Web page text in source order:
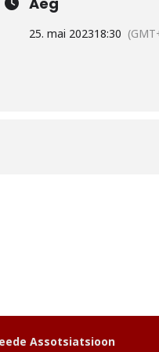
Pet Nat, Hajszan
2. Hapendatud kapsas,
25. mai 202318:30
Assotsiatsioon